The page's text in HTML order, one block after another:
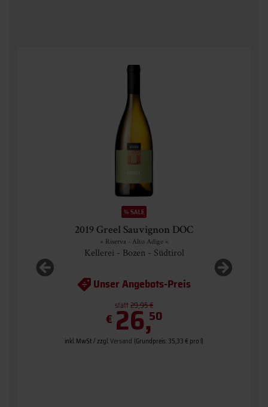
2019 Greel Sauvignon DOC
» Riserva - Alto Adige «
Kellerei - Bozen - Südtirol
Unser Angebots-Preis
statt29,95 €
€26,50
inkl. MwSt. / zzgl.Versand (Grundpreis: 35,33 € pro l)